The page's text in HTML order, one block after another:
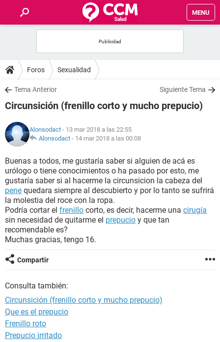
MENU
FOROS
SALUD
NUTRICIÓN
BIENESTAR
SEXUALIDAD
GLOSARIO
Foros Sexualidad
Tema Anterior Siguiente Tema
Circunsición (frenillo corto y mucho prepucio)
Alonsodact - 13 mar 2018 a las 22:55
Alonsodact - 14 mar 2018 a las 00:08
Buenas a todos, me gustaría saber si alguien de acá es
urólogo o tiene conocimientos o ha pasado por esto, me
gustaría saber si al hacerme la circunsicion la cabeza del
pene quedara siempre al descubierto y por lo tanto se sufrirá
la molestia del roce con la ropa.
Podría cortar el frenillo corto, es decir, hacerme una cirugía
sin necesidad de quitarme el prepucio y que tan
recomendable es?
Muchas gracias, tengo 16.
Compartir
Consulta también:
Circunsición (frenillo corto y mucho prepucio)
Que es el prepucio
Frenillo roto
Prepucio irritado